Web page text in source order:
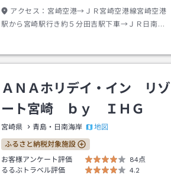
アクセス： 宮崎空港→ＪＲ宮崎空港線宮崎空港
駅から宮崎駅行き約５分田吉駅下車→ＪＲ日南線
ＡＮＡホリデイ・イン リゾ
ート宮崎 ｂｙ ＩＨＧ
宮崎県 青島・日南海岸 地図
ふるさと納税対象施設
お客様アンケート評価
84点
るるぶトラベル評価
4.2